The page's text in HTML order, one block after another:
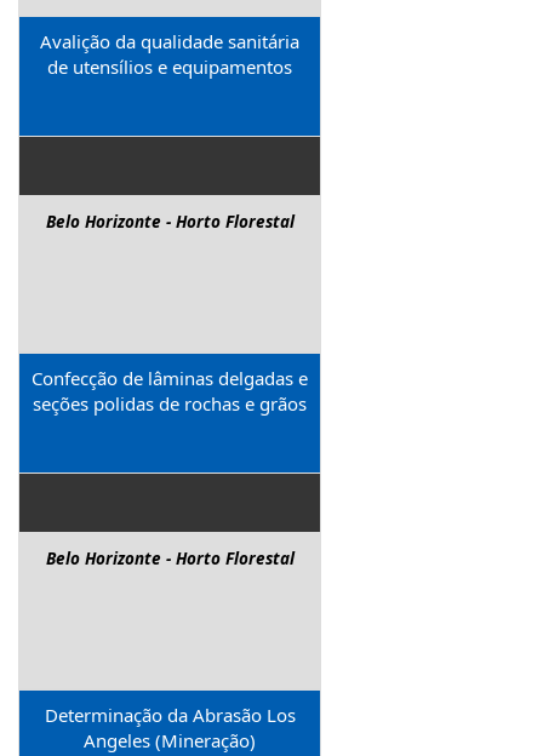
Avalição da qualidade sanitária
de utensílios e equipamentos
Belo Horizonte - Horto Florestal
Confecção de lâminas delgadas e
seções polidas de rochas e grãos
Belo Horizonte - Horto Florestal
Determinação da Abrasão Los
Angeles (Mineração)